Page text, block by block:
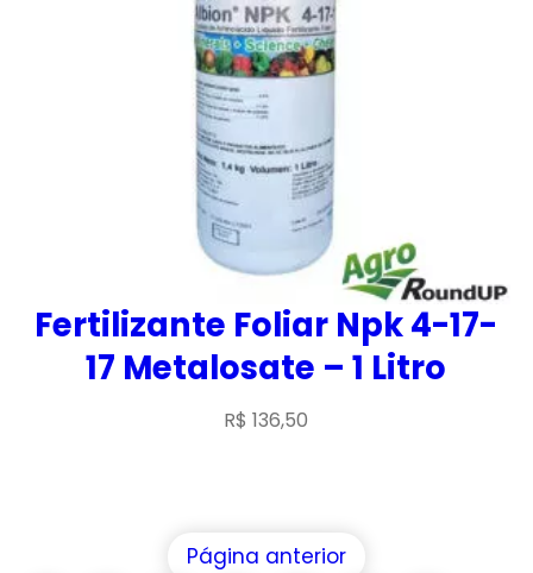
Fertilizante Foliar Npk 4-17-
17 Metalosate – 1 Litro
R$ 136,50
Página anterior